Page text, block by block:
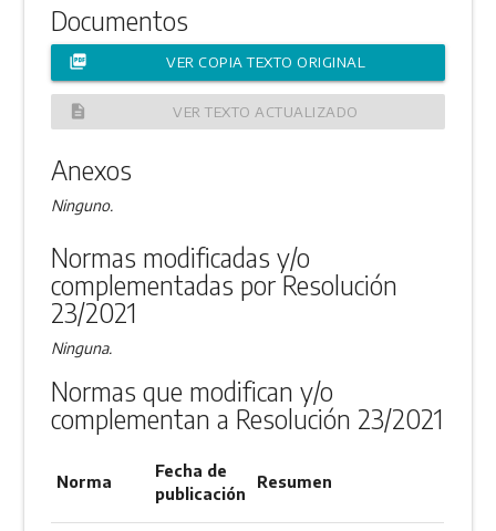
Documentos
picture_as_pdf VER COPIA TEXTO ORIGINAL
description VER TEXTO ACTUALIZADO
Anexos
Ninguno.
Normas modificadas y/o
complementadas por Resolución
23/2021
Ninguna.
Normas que modifican y/o
complementan a Resolución 23/2021
Norma
Fecha de
publicación
Resumen